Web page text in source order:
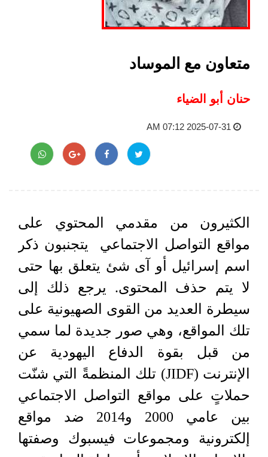
متعاون مع الموساد
حنان أبو الضياء
2025-07-31 07:12 AM
الكثيرون من مقدمي المحتوي على
مواقع التواصل الاجتماعي يتجنبون ذكر
اسم إسرائيل أو آى شئ يتعلق بها حتى
لا يتم حذف المحتوى. يرجع ذلك إلى
سيطرة العديد من القوى الصهيونية على
تلك المواقع، وهي صور جديدة لما سمي
من قبل بقوة الدفاع اليهودية عن
الإنترنت (JIDF) تلك المنظمةً التي شنّت
حملاتٍ على مواقع التواصل الاجتماعي
بين عامي 2000 و2014 ضد مواقع
إلكترونية ومجموعات فيسبوك وصفتها